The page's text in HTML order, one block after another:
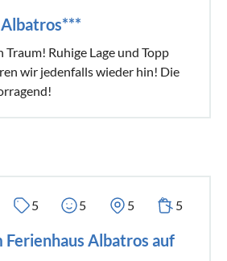
Traum! Ruhige Lage und Topp
wir jedenfalls wieder hin! Die
5 5 5 5
Albatros auf